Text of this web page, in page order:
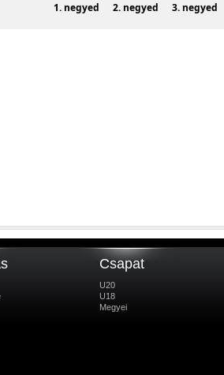
1. negyed 2. negyed 3. negyed
Csapat
U20
U18
Megyei